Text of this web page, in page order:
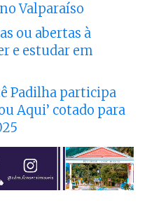
Valparaíso
ou abertas à
e estudar em
Padilha participa
Aqui’ cotado para